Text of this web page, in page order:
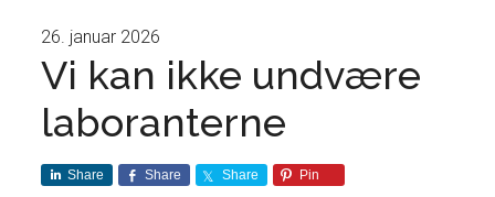
26. januar 2026
Vi kan ikke undvære
laboranterne
Share Share Share Pin